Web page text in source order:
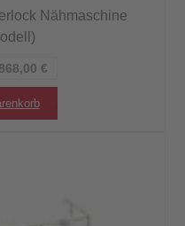
Nähmaschine
€